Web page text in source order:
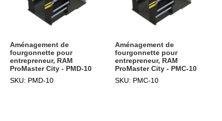
Aménagement de
fourgonnette pour
entrepreneur, RAM
ProMaster City - PMD-10
SKU: PMD-10
Aménagement de
fourgonnette pour
entrepreneur, RAM
ProMaster City - PMC-10
SKU: PMC-10